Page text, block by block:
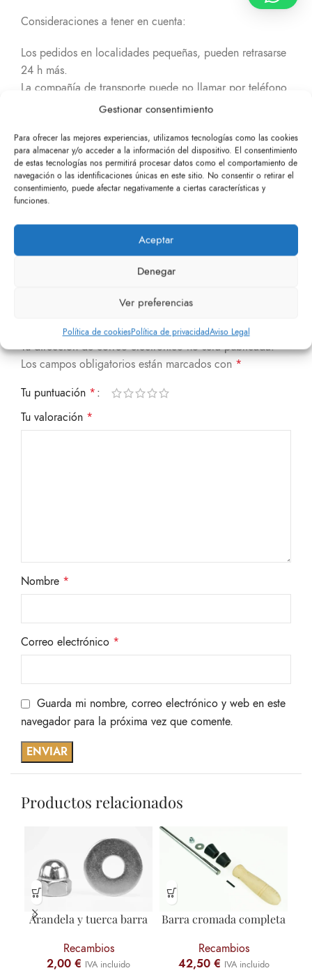
Gestionar consentimiento
Para ofrecer las mejores experiencias, utilizamos tecnologías como las cookies
para almacenar y/o acceder a la información del dispositivo. El consentimiento
de estas tecnologías nos permitirá procesar datos como el comportamiento de
navegación o las identificaciones únicas en este sitio. No consentir o retirar el
consentimiento, puede afectar negativamente a ciertas características y
funciones.
Aceptar
Denegar
Ver preferencias
Política de cookiesPolítica de privacidadAviso Legal
Consideraciones a tener en cuenta:
Los pedidos en localidades pequeñas, pueden retrasarse
24 h más.
La compañía de transporte puede no llamar por teléfono
antes de entregar. En caso de no poder entregarlo, el
mensajería le informará de cada intento de entrega no
finalizado.
Las compras realizadas después de las 12:00, pueden
ser procesados al día siguiente laborable.
Valoraciones
Tu dirección de correo electrónico no será publicada.
Los campos obligatorios están marcados con *
Tu puntuación *
Tu valoración *
Nombre *
Correo electrónico *
Guarda mi nombre, correo electrónico y web en este
navegador para la próxima vez que comente.
Productos relacionados
Arandela y tuerca barra
Recambios
2,00 € IVA incluido
Barra cromada completa
Recambios
42,50 € IVA incluido